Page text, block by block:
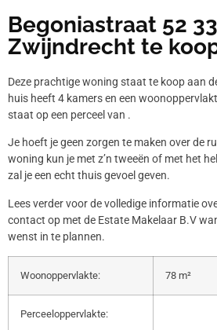
Begoniastraat 52
Zwijndrecht te
Deze prachtige woning staat te koop aan
huis heeft 4 kamers en een
staat op een perceel van .
Je hoeft je geen zorgen te maken over de
woning kun je met z’n tweeën of met het
zal je een echt thuis gevoel geven.
Lees verder voor de volledige informatie
contact op met de Estate Makelaar B.V
wenst in te plannen.
Woonoppervlakte: 78 m²
Perceeloppervlakte: